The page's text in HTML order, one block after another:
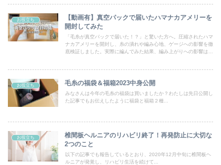
お役立ち
【動画有】真空パックで届いたハマナカアメリーを
開封してみた
「毛糸が真空パックで届いた！？」と驚いた方へ。圧縮されたハマ
ナカアメリーを開封し、糸の潰れや編み心地、ゲージへの影響を徹
底検証しました。実際に編んでみた結果、編み上がりへの影響はあ
お役立ち 毛糸の福袋＆福箱2023中身公開
みなさんは今年の毛糸の福袋は買いましたか？わたしは先日公開し
た記事でもお伝えしたように福袋と福箱２種...
お役立ち
椎間板ヘルニアのリハビリ終了！再発防止に大切な
2つのこと
以下の記事でも報告しているとおり、2020年12月中旬に椎間板ヘ
ルニアが発覚し、リハビリ生活を続けて...